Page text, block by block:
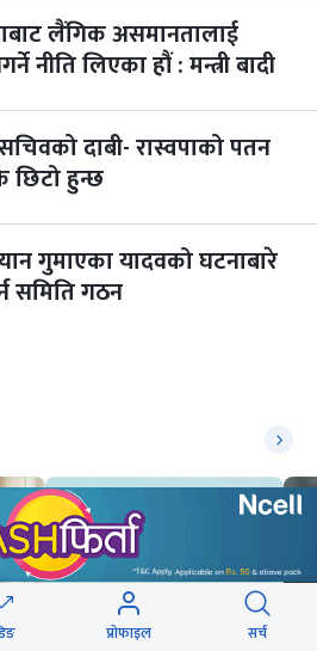
लैंगिक असमानतालाई
नीति लिएका हौं : मन्त्री बादी
दाबी- रास्वपाको पतन
छिटो हुन्छ
गुमाएका यादवको घटनाबारे
समिति गठन
प्रोफाइल सर्च